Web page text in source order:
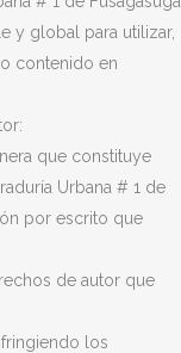
y global para utilizar,
contenido en
que constituye
Urbana # 1 de
por escrito que
de autor que
los